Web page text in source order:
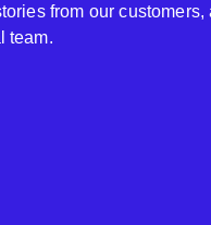
from our customers,
team.